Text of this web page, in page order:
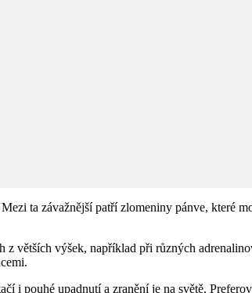
ta závažnější patří zlomeniny pánve, které
větších výšek, například při různých
pouhé upadnutí a zranění je na světě.